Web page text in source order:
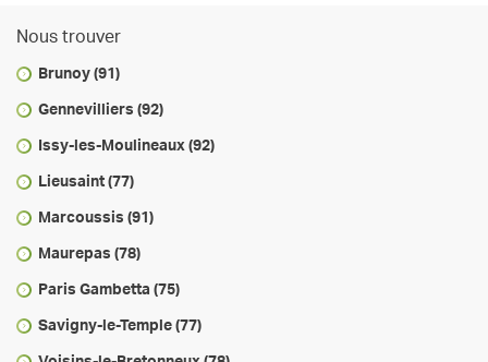
Nous trouver
Brunoy (91)
Gennevilliers (92)
Issy-les-Moulineaux (92)
Lieusaint (77)
Marcoussis (91)
Maurepas (78)
Paris Gambetta (75)
Savigny-le-Temple (77)